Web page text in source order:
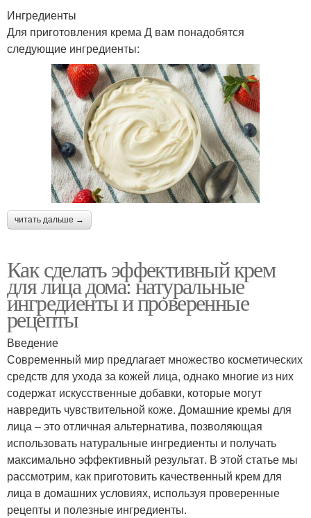
Маска от жирной кожи Жирный тип
Маска для жирного
лица
Кожи в домашних
условиях
Ингредиенты
Для приготовления крема Д вам понадобятся
следующие ингредиенты:
читать дальше →
Как сделать эффективный крем
для лица дома: натуральные
ингредиенты и проверенные
рецепты
Введение
Современный мир предлагает множество косметических
средств для ухода за кожей лица, однако многие из них
содержат искусственные добавки, которые могут
навредить чувствительной коже. Домашние кремы для
лица – это отличная альтернатива, позволяющая
использовать натуральные ингредиенты и получать
максимально эффективный результат. В этой статье мы
рассмотрим, как приготовить качественный крем для
лица в домашних условиях, используя проверенные
рецепты и полезные ингредиенты.